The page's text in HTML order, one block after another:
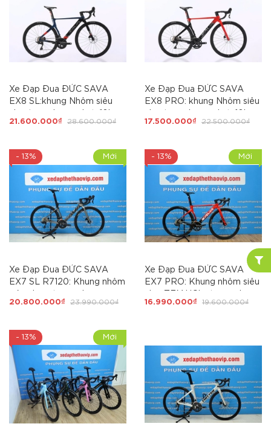
Xe Đạp Đua ĐỨC SAVA
EX8 SL:khung Nhôm siêu
càng Carbon Toray T800
Toray đúc liền khối, Tem
UCI, Groupset SHIMANO
105 R7120 Japan via
2x12(24S) . SAN PHẲNG
MỌI GIỚI HẠN
21.600.000₫ 28.600.000₫
Xe Đạp Đua ĐỨC SAVA
EX8 PRO: khung Nhôm siêu
càng Carbon Toray T800
Toray đúc liền khối, Tem
UCI, gạt đĩa/gạt líp
SHIMANO 105 R7100. Tay
đề lắc Empire Pro carbon
2x12(24s), Phanh đĩa full
dầu IPRO . SAN PHẲNG
MỌI GIỚI HẠN
17.500.000₫ 22.500.000₫
- 13% Mới
Xe Đạp Đua ĐỨC SAVA
EX7 SL R7120: Khung nhôm
TORAY T800 cao cấp, 4
Japan.
20.800.000₫ 23.990.000₫
- 13% Mới
Xe Đạp Đua ĐỨC SAVA
EX7 PRO: Khung nhôm siêu
TORAY T800 cao cấp, 3
16.990.000₫ 19.600.000₫
- 13% Mới